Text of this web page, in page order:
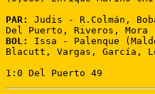
PAR:
Judis - R.Colmán,
BOL:
Issa - Palenque
Blacutt, Vargas, García,
1:0 Del Puerto 49